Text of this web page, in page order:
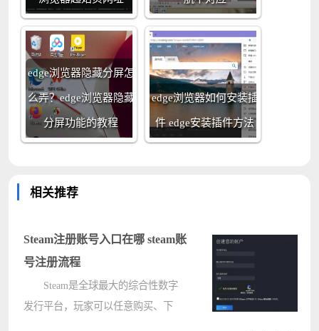
edge浏览器隐藏分屏怎
么弄？edge浏览器隐藏
分屏功能的教程
edge浏览器如何安装插
件 edge安装插件方法
相关推荐
Steam注册账号入口在哪 steam账
号注册流程
Steam是全球最大的综合性数字
发行平台，玩家可以任意购买、下